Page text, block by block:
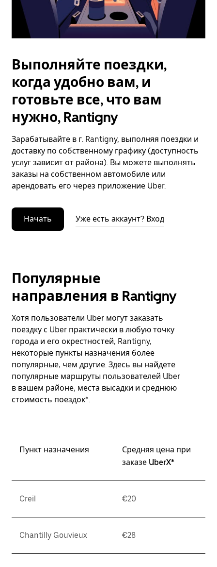
Выполняйте поездки,
когда удобно вам, и
готовьте все, что вам
нужно, Rantigny
Зарабатывайте в г. Rantigny, выполняя поездки и
доставку по собственному графику (доступность
услуг зависит от района). Вы можете выполнять
заказы на собственном автомобиле или
арендовать его через приложение Uber.
Начать Уже есть аккаунт? Вход
Популярные
направления в Rantigny
Хотя пользователи Uber могут заказать
поездку с Uber практически в любую точку
города и его окрестностей, Rantigny,
некоторые пункты назначения более
популярные, чем другие. Здесь вы найдете
популярные маршруты пользователей Uber
в вашем районе, места высадки и среднюю
стоимость поездок*.
Пункт назначения
Средняя цена при
заказе UberX*
Creil €20
Chantilly Gouvieux €28